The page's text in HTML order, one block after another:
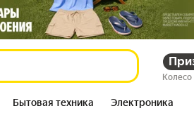
Колесо
Бытовая техника Электроника